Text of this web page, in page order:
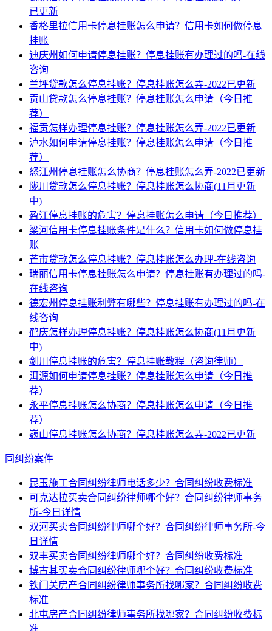
已更新
香格里拉信用卡停息挂账怎么申请？信用卡如何做停息
挂账
迪庆州如何申请停息挂账？停息挂账有办理过的吗-在线
咨询
兰坪贷款怎么停息挂账？停息挂账怎么弄-2022已更新
贡山贷款怎么停息挂账？停息挂账怎么申请（今日推
荐）
福贡怎样办理停息挂账？停息挂账怎么弄-2022已更新
泸水如何申请停息挂账？停息挂账怎么申请（今日推
荐）
怒江州停息挂账怎么协商？停息挂账怎么弄-2022已更新
陇川贷款怎么停息挂账？停息挂账怎么协商(11月更新
中)
盈江停息挂账的危害？停息挂账怎么申请（今日推荐）
梁河信用卡停息挂账条件是什么？信用卡如何做停息挂
账
芒市贷款怎么停息挂账？停息挂账怎么办理-在线咨询
瑞丽信用卡停息挂账怎么申请？停息挂账有办理过的吗-
在线咨询
德宏州停息挂账利弊有哪些？停息挂账有办理过的吗-在
线咨询
鹤庆怎样办理停息挂账？停息挂账怎么协商(11月更新
中)
剑川停息挂账的危害？停息挂账教程（咨询律师）
洱源如何申请停息挂账？停息挂账怎么申请（今日推
荐）
永平停息挂账怎么协商？停息挂账怎么申请（今日推
荐）
巍山停息挂账怎么协商？停息挂账怎么弄-2022已更新
同纠纷案件
昆玉施工合同纠纷律师电话多少？合同纠纷收费标准
可克达拉买卖合同纠纷律师哪个好？合同纠纷律师事务
所-今日详情
双河买卖合同纠纷律师哪个好？合同纠纷律师事务所-今
日详情
双丰买卖合同纠纷律师哪个好？合同纠纷收费标准
博古其买卖合同纠纷律师哪个好？合同纠纷收费标准
铁门关房产合同纠纷律师事务所找哪家？合同纠纷收费
标准
北屯房产合同纠纷律师事务所找哪家？合同纠纷收费标
准